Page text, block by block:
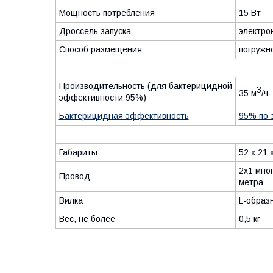
Мощность потребления
15 Вт
Дроссель запуска
Способ размещения
Производительность (для бактерицидной
эффективности 95%)
35 м3/ч
Бактерицидная эффективность 95% по
Габариты 52 х 21
Провод
2х1
метра
Вилка
L-
Вес, не более
0,5 кг